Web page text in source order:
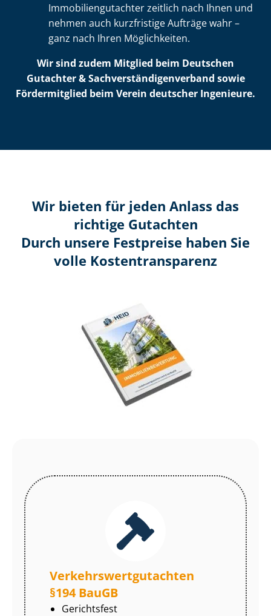
Im­mo­bi­li­en­gut­ach­ter zeitlich nach Ihnen und
nehmen auch kurzfristige Aufträge wahr –
ganz nach Ihren Möglichkeiten.
Wir sind zudem Mitglied beim Deutschen
Gutachter & Sach­ver­stän­di­gen­ver­band sowie
Fördermitglied beim Verein deutscher Ingenieure.
Wir bieten für jeden Anlass das
richtige Gutachten
Durch unsere Festpreise haben Sie
volle Kosten­transparenz
Ver­kehrs­wert­gut­ach­ten
§194 BauGB
Gerichtsfest